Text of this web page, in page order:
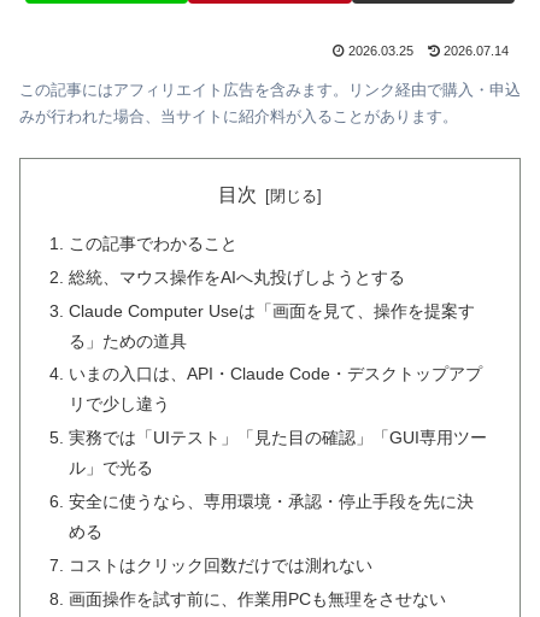
2026.03.25 2026.07.14
この記事にはアフィリエイト広告を含みます。リンク経由で購入・申込
みが行われた場合、当サイトに紹介料が入ることがあります。
目次
この記事でわかること
総統、マウス操作をAIへ丸投げしようとする
Claude Computer Useは「画面を見て、操作を提案す
る」ための道具
いまの入口は、API・Claude Code・デスクトップアプ
リで少し違う
実務では「UIテスト」「見た目の確認」「GUI専用ツー
ル」で光る
安全に使うなら、専用環境・承認・停止手段を先に決
める
コストはクリック回数だけでは測れない
画面操作を試す前に、作業用PCも無理をさせない